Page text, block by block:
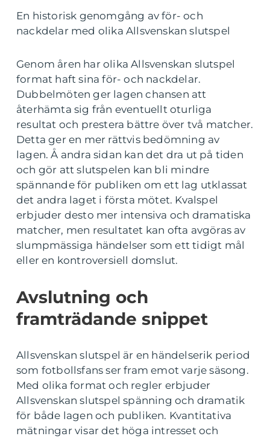
En historisk genomgång av för- och
nackdelar med olika Allsvenskan slutspel
Genom åren har olika Allsvenskan slutspel
format haft sina för- och nackdelar.
Dubbelmöten ger lagen chansen att
återhämta sig från eventuellt oturliga
resultat och prestera bättre över två matcher.
Detta ger en mer rättvis bedömning av
lagen. Å andra sidan kan det dra ut på tiden
och gör att slutspelen kan bli mindre
spännande för publiken om ett lag utklassat
det andra laget i första mötet. Kvalspel
erbjuder desto mer intensiva och dramatiska
matcher, men resultatet kan ofta avgöras av
slumpmässiga händelser som ett tidigt mål
eller en kontroversiell domslut.
Avslutning och
framträdande snippet
Allsvenskan slutspel är en händelserik period
som fotbollsfans ser fram emot varje säsong.
Med olika format och regler erbjuder
Allsvenskan slutspel spänning och dramatik
för både lagen och publiken. Kvantitativa
mätningar visar det höga intresset och